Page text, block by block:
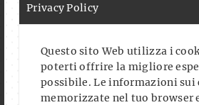
Privacy Policy
Questo sito Web utilizza i
poterti offrire la migliore
possibile. Le informazioni sui
memorizzate nel tuo browser